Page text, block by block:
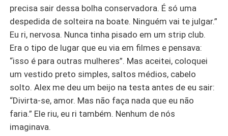
precisa sair dessa bolha conservadora. É só uma
despedida de solteira na boate. Ninguém vai te julgar.”
Eu ri, nervosa. Nunca tinha pisado em um strip club.
Era o tipo de lugar que eu via em filmes e pensava:
“isso é para outras mulheres”. Mas aceitei, coloquei
um vestido preto simples, saltos médios, cabelo
solto. Alex me deu um beijo na testa antes de eu sair:
“Divirta-se, amor. Mas não faça nada que eu não
faria.” Ele riu, eu ri também. Nenhum de nós
imaginava.